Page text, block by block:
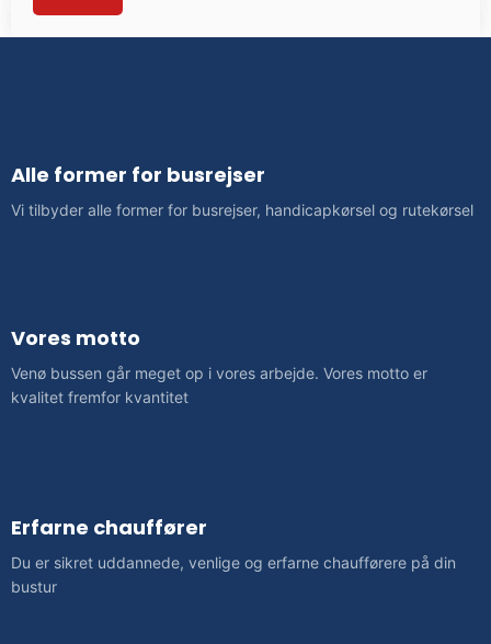
Alle former for busrejser
​Vi tilbyder alle former for busrejser, handicapkørsel og rutekørsel
Vores motto
Venø bussen går meget op i vores arbejde. Vores motto er
kvalitet fremfor kvantitet
Erfarne chauffører
Du er sikret uddannede, venlige og erfarne chaufførere på din
bustur